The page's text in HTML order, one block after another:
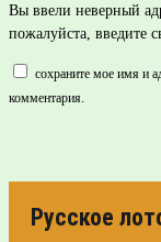
Вы ввели неверный
пожалуйста, введите
сохраните мое имя и
комментария.
Русское